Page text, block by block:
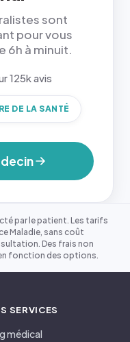
sont
pour vous
6h à minuit.
125k avis
DE LA SANTÉ
par le patient. Les tarifs
Maladie, sans coût
Des frais non
fonction des options.
SERVICES
médical